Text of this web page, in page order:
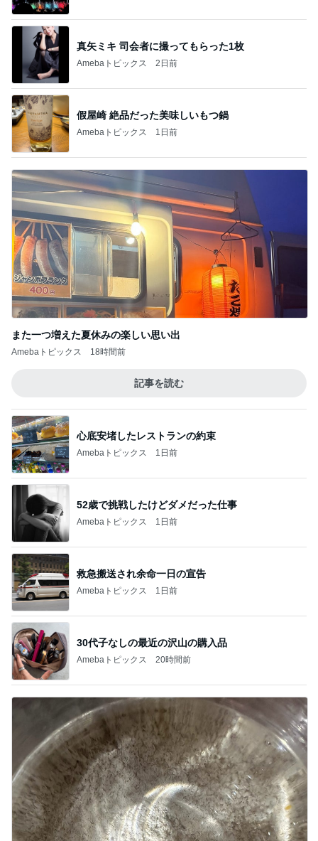
真矢ミキ 司会者に撮ってもらった1枚
Amebaトピックス 2日前
假屋崎 絶品だった美味しいもつ鍋
Amebaトピックス 1日前
また一つ増えた夏休みの楽しい思い出
Amebaトピックス 18時間前
記事を読む
心底安堵したレストランの約束
Amebaトピックス 1日前
52歳で挑戦したけどダメだった仕事
Amebaトピックス 1日前
救急搬送され余命一日の宣告
Amebaトピックス 1日前
30代子なしの最近の沢山の購入品
Amebaトピックス 20時間前